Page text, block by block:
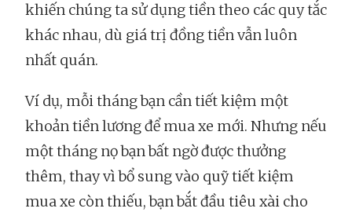
khiến chúng ta sử dụng tiền theo các quy tắc
khác nhau, dù giá trị đồng tiền vẫn luôn
nhất quán.
Ví dụ, mỗi tháng bạn cần tiết kiệm một
khoản tiền lương để mua xe mới. Nhưng nếu
một tháng nọ bạn bất ngờ được thưởng
thêm, thay vì bổ sung vào quỹ tiết kiệm
mua xe còn thiếu, bạn bắt đầu tiêu xài cho